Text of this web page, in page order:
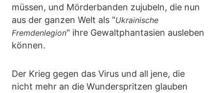
müssen, und Mörderbanden zujubeln, die nun
aus der ganzen Welt als "Ukrainische
Fremdenlegion" ihre Gewaltphantasien ausleben
können.
Der Krieg gegen das Virus und all jene, die
nicht mehr an die Wunderspritzen glauben